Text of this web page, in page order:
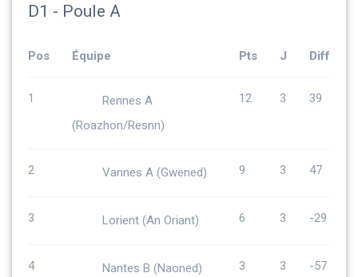
D1 - Poule A
Pos Équipe Pts J Diff
1
Rennes A
(Roazhon/Resnn)
12 3 39
2 Vannes A (Gwened) 9 3 47
3 Lorient (An Oriant) 6 3 -29
4 Nantes B (Naoned) 3 3 -57